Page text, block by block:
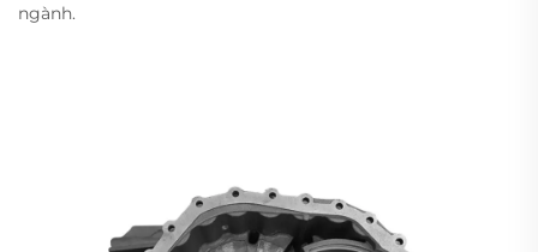
ngành.